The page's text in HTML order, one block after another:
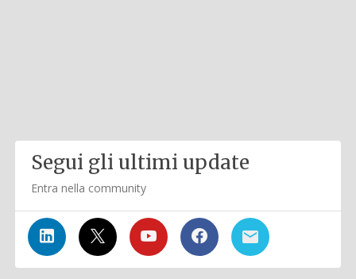
Segui gli ultimi update
Entra nella community